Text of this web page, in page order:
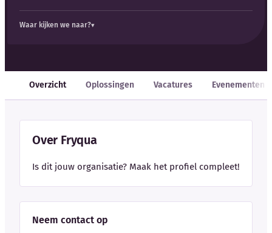
Waar kijken we naar?
Overzicht Oplossingen Vacatures Evenementen
Over Fryqua
Is dit jouw organisatie? Maak het profiel compleet!
Neem contact op